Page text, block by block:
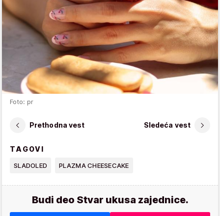
Foto: pr
Prethodna vest Sledeća vest
TAGOVI
SLADOLED PLAZMA CHEESECAKE
Budi deo Stvar ukusa zajednice.